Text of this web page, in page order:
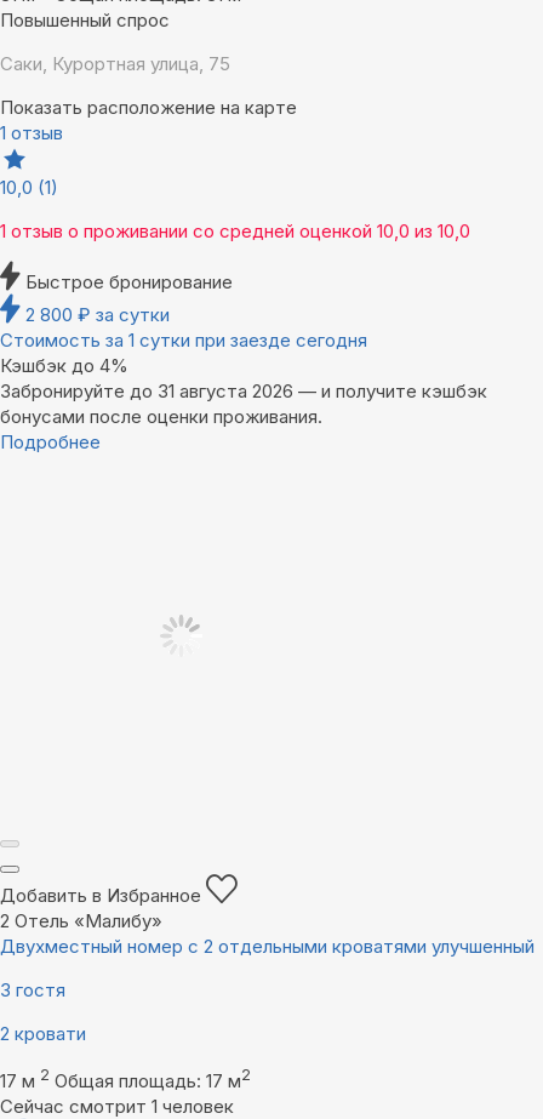
Повышенный спрос
Саки, Курортная улица, 75
Показать расположение на карте
1 отзыв
10,0 (1)
1 отзыв о проживании со средней оценкой 10,0 из 10,0
Быстрое бронирование
2 800 ₽ за сутки
Стоимость за 1 сутки при заезде сегодня
Кэшбэк до 4%
Забронируйте до 31 августа 2026 — и получите кэшбэк
бонусами после оценки проживания.
Подробнее
Добавить в Избранное
2 Отель «Малибу»
Двухместный номер с 2 отдельными кроватями улучшенный
3 гостя
2 кровати
17 м 2 Общая площадь: 17 м2
Сейчас смотрит 1 человек